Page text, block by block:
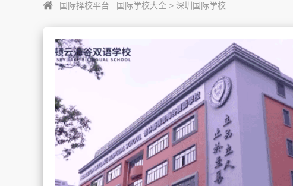
国际择校平台 国际学校大全 > 深圳国际学校